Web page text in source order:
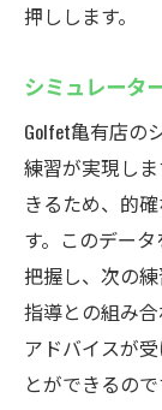
押しします。
シミュレータ
Golfet亀有店の
練習が実現し
きるため、的
す。このデー
把握し、次の
指導との組み
アドバイスが
とができるので